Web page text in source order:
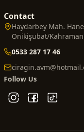
Contact
Haydarbey Mah.
Onikişubat/
0533 287 17 46
Follow Us